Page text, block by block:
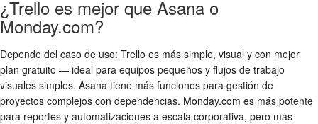
¿Trello es mejor que Asana o
Monday.com?
Depende del caso de uso: Trello es más simple, visual y con mejor
plan gratuito — ideal para equipos pequeños y flujos de trabajo
visuales simples. Asana tiene más funciones para gestión de
proyectos complejos con dependencias. Monday.com es más potente
para reportes y automatizaciones a escala corporativa, pero más